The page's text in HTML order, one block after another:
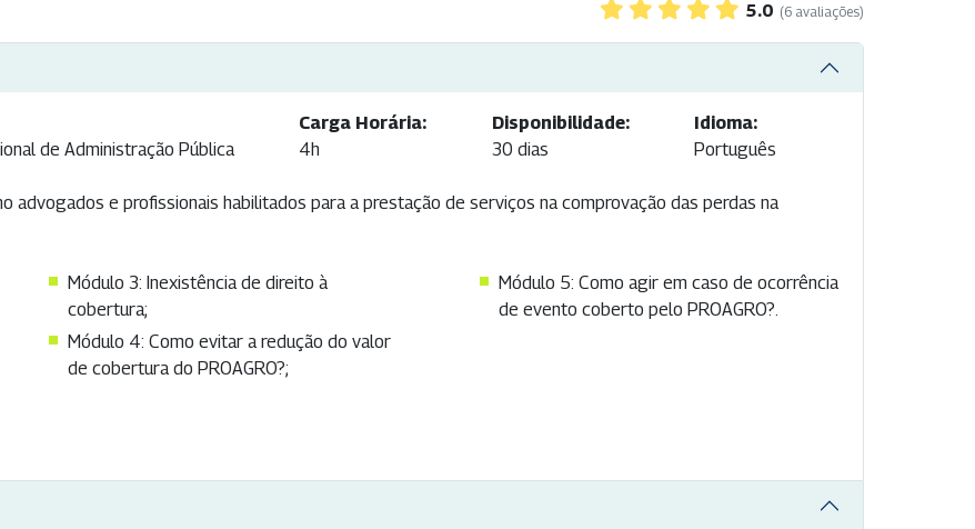
5.0 (6 avaliações)
de Administração Pública
Carga Horária:
4h
Disponibilidade:
30 dias
Idioma:
Português
advogados e profissionais habilitados para a prestação de serviços na comprovação das perdas na
Módulo 3: Inexistência de direito à
cobertura;
Módulo 4: Como evitar a redução do valor
de cobertura do PROAGRO?;
Módulo 5: Como agir em caso de ocorrência
de evento coberto pelo PROAGRO?.